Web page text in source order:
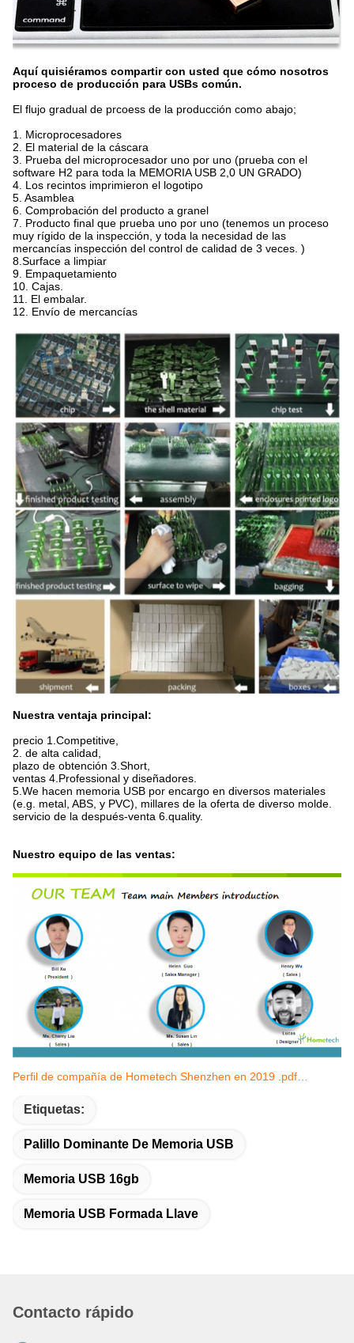
Aquí quisiéramos compartir con usted que cómo nosotros
proceso de producción para USBs común.
El flujo gradual de prcoess de la producción como abajo;
1. Microprocesadores
2. El material de la cáscara
3. Prueba del microprocesador uno por uno (prueba con el
software H2 para toda la MEMORIA USB 2,0 UN GRADO)
4. Los recintos imprimieron el logotipo
5. Asamblea
6. Comprobación del producto a granel
7. Producto final que prueba uno por uno (tenemos un proceso
muy rígido de la inspección, y toda la necesidad de las
mercancías inspección del control de calidad de 3 veces. )
8.Surface a limpiar
9. Empaquetamiento
10. Cajas.
11. El embalar.
12. Envío de mercancías
Nuestra ventaja principal:
precio 1.Competitive,
2. de alta calidad,
plazo de obtención 3.Short,
ventas 4.Professional y diseñadores.
5.We hacen memoria USB por encargo en diversos materiales
(e.g. metal, ABS, y PVC), millares de la oferta de diverso molde.
servicio de la después-venta 6.quality.
Nuestro equipo de las ventas:
Perfil de compañía de Hometech Shenzhen en 2019 .pdf…
Etiquetas:
Palillo Dominante De Memoria USB
Memoria USB 16gb
Memoria USB Formada Llave
Contacto rápido